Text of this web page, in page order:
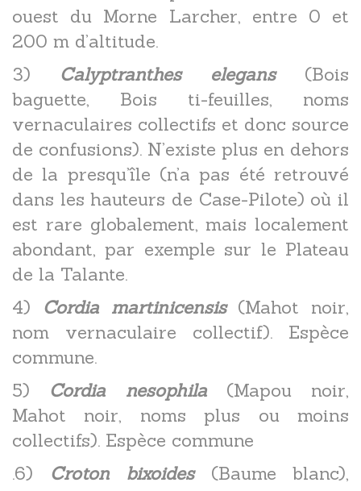
ouest du Morne Larcher, entre 0 et
200 m d’altitude.
3) Calyptranthes elegans(Bois
baguette, Bois ti-feuilles, noms
vernaculaires collectifs et donc source
de confusions). N’existe plus en dehors
de la presqu’île (n’a pas été retrouvé
dans les hauteurs de Case-Pilote) où il
est rare globalement, mais localement
abondant, par exemple sur le Plateau
de la Talante.
4) Cordia martinicensis(Mahot noir,
nom vernaculaire collectif). Espèce
commune.
5) Cordia nesophila(Mapou noir,
Mahot noir, noms plus ou moins
collectifs). Espèce commune
.6) Croton bixoides(Baume blanc),